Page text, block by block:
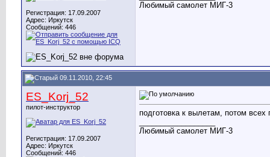
Регистрация: 17.09.2007
Адрес: Иркутск
Сообщений: 446
Любимый самолет МИГ-3
09.11.2010, 22:45
ES_Korj_52
пилот-инструктор
Регистрация: 17.09.2007
Адрес: Иркутск
Сообщений: 446
подготовка к вылетам, потом
Любимый самолет МИГ-3